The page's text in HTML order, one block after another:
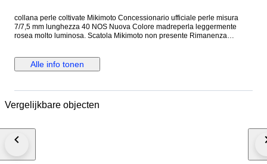
collana perle coltivate Mikimoto Concessionario ufficiale perle misura
7/7,5 mm lunghezza 40 NOS Nuova Colore madreperla leggermente
rosea molto luminosa. Scatola Mikimoto non presente Rimanenza
Alle info tonen
Vergelijkbare objecten